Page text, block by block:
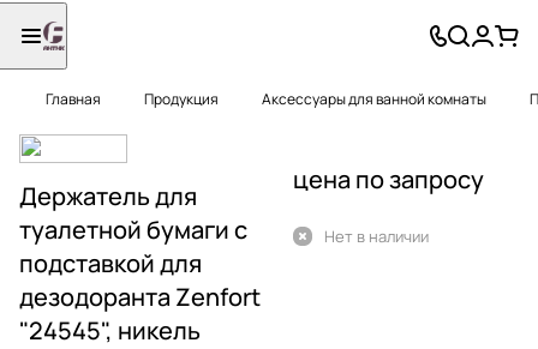
Главная Продукция Аксессуары для ванной комнаты
Держатель для
туалетной бумаги с
подставкой для
дезодоранта Zenfort
"24545", никель
цена по запросу
Нет в наличии